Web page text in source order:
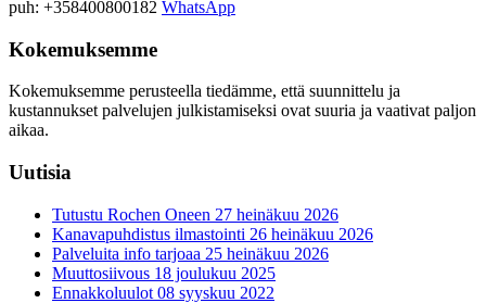
puh: +358400800182 WhatsApp
Kokemuksemme
Kokemuksemme perusteella tiedämme, että suunnittelu ja
kustannukset palvelujen julkistamiseksi ovat suuria ja vaativat paljon
aikaa.
Uutisia
Tutustu Rochen Oneen 27 heinäkuu 2026
Kanavapuhdistus ilmastointi 26 heinäkuu 2026
Palveluita info tarjoaa 25 heinäkuu 2026
Muuttosiivous 18 joulukuu 2025
Ennakkoluulot 08 syyskuu 2022